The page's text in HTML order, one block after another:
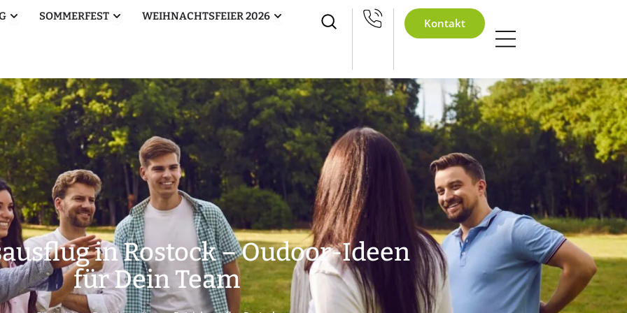
Öffne Betriebsausflug
SOMMERFEST Öffne Sommerfest
WEIHNACHTSFEIER 2026 Öffne Weihnachtsfeier 2026
Kontakt
in Rostock – Oudoor-Ideen
für Dein Team